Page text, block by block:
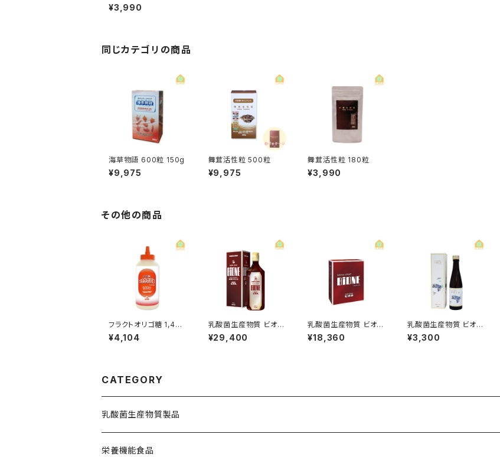
¥3,990
同じカテゴリの商品
海草物語 600粒 150g
¥9,975
舞茸活性粒 500粒
¥9,975
舞茸活性粒 180粒
¥3,990
その他の商品
フラクトオリゴ糖 1,400
g メイオリゴG100%
¥4,104
乳酸菌生産物質 ビオネ
A 500ml
¥29,400
乳酸菌生産物質 ビオネ
A スティック 10ml×30
包
¥18,360
乳酸菌生産物質 ビオネ
U 300ml
¥3,300
CATEGORY
乳酸菌生産物質製品
栄養機能食品